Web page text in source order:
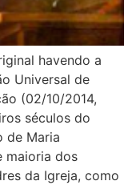
havendo a
Universal de
(02/10/2014,
séculos do
de Maria
maioria dos
da Igreja, como